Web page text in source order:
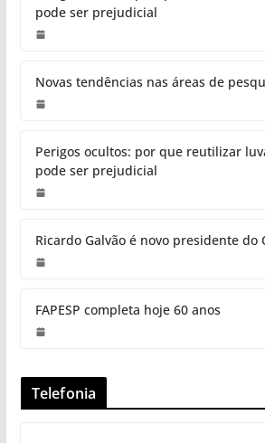
pode ser prejudicial
Novas tendências nas áreas de
Perigos ocultos: por que reutilizar
pode ser prejudicial
Ricardo Galvão é novo presidente do
FAPESP completa hoje 60 anos
Telefonia